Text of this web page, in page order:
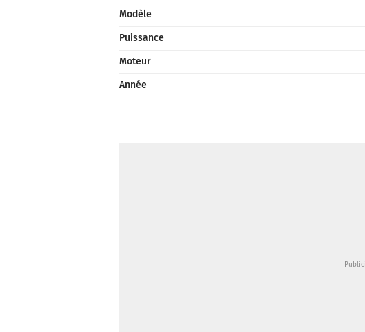
Modèle
Puissance
Moteur
Année